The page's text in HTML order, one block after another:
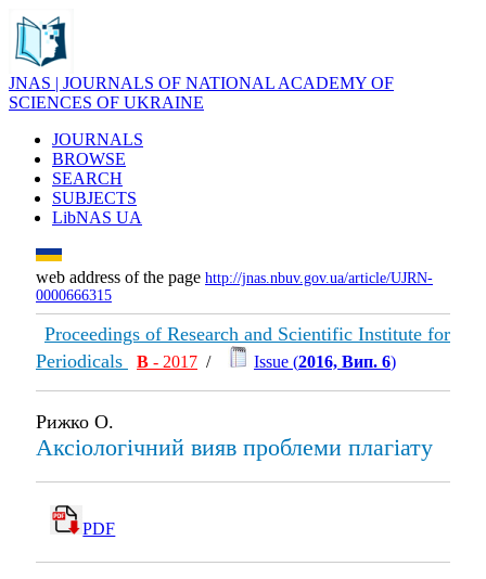
JNAS | JOURNALS OF NATIONAL ACADEMY OF
SCIENCES OF UKRAINE
JOURNALS
BROWSE
SEARCH
SUBJECTS
LibNAS UA
web address of the page http://jnas.nbuv.gov.ua/article/UJRN-
0000666315
Proceedings of Research and Scientific Institute for
Periodicals
В - 2017 / Issue (2016, Вип. 6)
Рижко О.
Аксіологічний вияв проблеми плагіату
PDF